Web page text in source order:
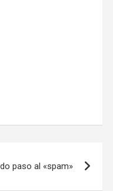
paso al «spam»